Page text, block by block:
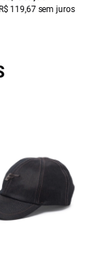
119,67 sem juros